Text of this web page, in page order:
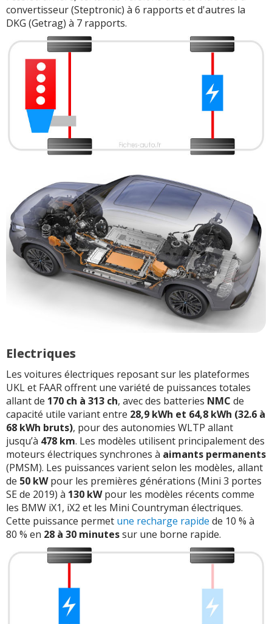
convertisseur (Steptronic) à 6 rapports et d'autres la
DKG (Getrag) à 7 rapports.
Electriques
Les voitures électriques reposant sur les plateformes
UKL et FAAR offrent une variété de puissances totales
allant de 170 ch à 313 ch, avec des batteries NMC de
capacité utile variant entre 28,9 kWh et 64,8 kWh (32.6 à
68 kWh bruts), pour des autonomies WLTP allant
jusqu’à 478 km. Les modèles utilisent principalement des
moteurs électriques synchrones à aimants permanents
(PMSM). Les puissances varient selon les modèles, allant
de 50 kWpour les premières générations (Mini 3 portes
SE de 2019) à 130 kWpour les modèles récents comme
les BMW iX1, iX2 et les Mini Countryman électriques.
Cette puissance permet une recharge rapide de 10 % à
80 % en 28 à 30 minutessur une borne rapide.